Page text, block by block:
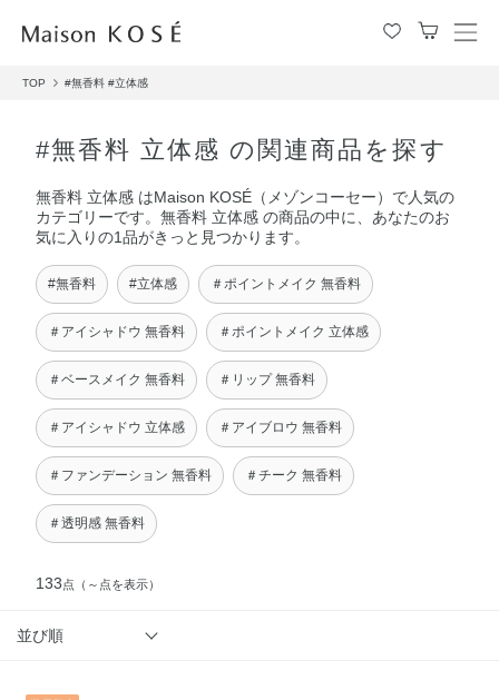
メ
TOP #無香料 #立体感
#無香料 立体感 の関連商品を探す
無香料 立体感 はMaison KOSÉ（メゾンコーセー）で人気の
カテゴリーです。無香料 立体感 の商品の中に、あなたのお
気に入りの1品がきっと見つかります。
#無香料 #立体感 ＃ポイントメイク 無香料
＃アイシャドウ 無香料 ＃ポイントメイク 立体感
＃ベースメイク 無香料 ＃リップ 無香料
＃アイシャドウ 立体感 ＃アイブロウ 無香料
＃ファンデーション 無香料 ＃チーク 無香料
＃透明感 無香料
133点 （～点を表示）
並び順